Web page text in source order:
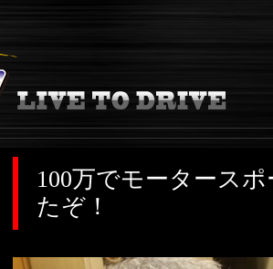
100万でモータース
たぞ！